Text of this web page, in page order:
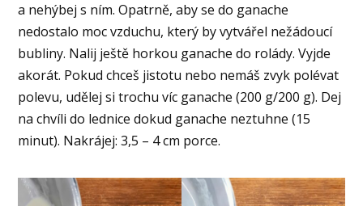
a nehýbej s ním. Opatrně, aby se do ganache
nedostalo moc vzduchu, který by vytvářel nežádoucí
bubliny. Nalij ještě horkou ganache do rolády. Vyjde
akorát. Pokud chceš jistotu nebo nemáš zvyk polévat
polevu, udělej si trochu víc ganache (200 g/200 g). Dej
na chvíli do lednice dokud ganache neztuhne (15
minut). Nakrájej: 3,5 – 4 cm porce.